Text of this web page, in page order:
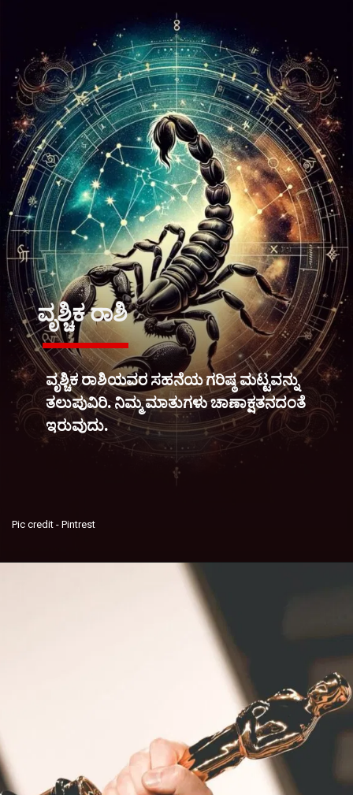
ವೃಶ್ಚಿಕ ರಾಶಿಯವರ ಸಹನೆಯ ಗರಿಷ್ಠ ಮಟ್ಟವನ್ನು
ತಲುಪುವಿರಿ.‌ ನಿಮ್ಮ ಮಾತುಗಳು ಚಾಣಾಕ್ಷತನದಂತೆ
ಇರುವುದು.
ವೃಶ್ಚಿಕ ರಾಶಿ
Pic credit - Pintrest